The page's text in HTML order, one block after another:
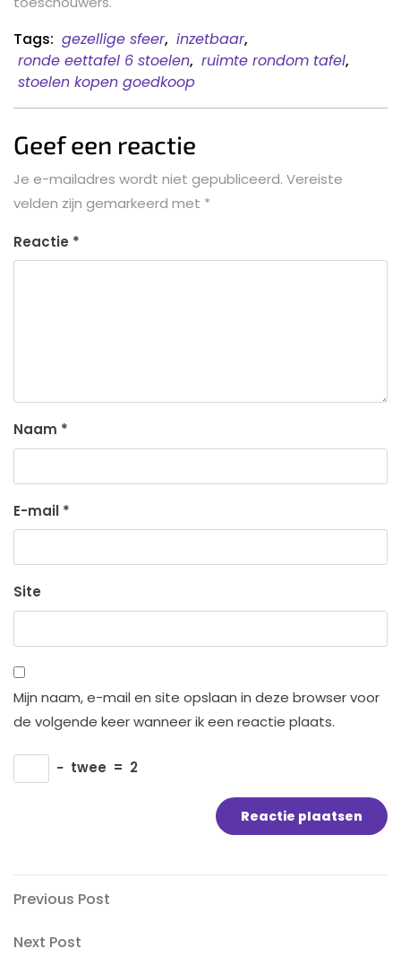
Tags: gezellige sfeer, inzetbaar,
ronde eettafel 6 stoelen, ruimte rondom tafel,
stoelen kopen goedkoop
Geef een reactie
Je e-mailadres wordt niet gepubliceerd. Vereiste
velden zijn gemarkeerd met *
Reactie *
Naam *
E-mail *
Site
Mijn naam, e-mail en site opslaan in deze browser voor
de volgende keer wanneer ik een reactie plaats.
− twee = 2
Bericht
navigatie
Previous
Previous Post
Next
Next Post